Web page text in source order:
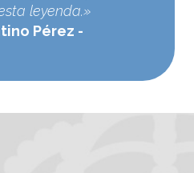
leyenda.»
Pérez